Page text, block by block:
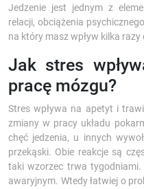
Jedzenie jest jednym z
relacji, obciążenia
na który masz wpływ kilka razy
Jak stres
pracę mózgu?
Stres wpływa na apetyt i
zmiany w pracy układu
chęć jedzenia, u innych
przekąski. Obie reakcje są
taki wzorzec trwa tygodniami.
awaryjnym. Wtedy łatwiej o